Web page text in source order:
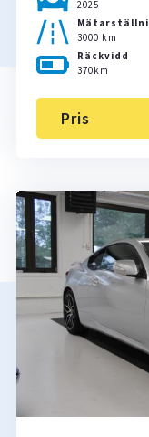
2025
3000 km
Räckvidd
370km
Pris